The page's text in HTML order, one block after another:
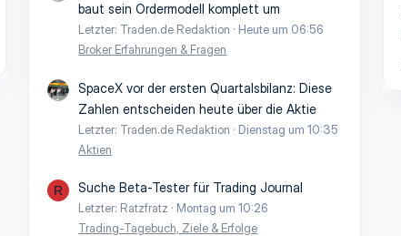
baut sein Ordermodell komplett um
Letzter: Traden.de Redaktion
Heute um 06:56
Broker Erfahrungen & Fragen
SpaceX vor der ersten Quartalsbilanz: Diese
Zahlen entscheiden heute über die Aktie
Letzter: Traden.de Redaktion
Dienstag um 10:35
Aktien
R Suche Beta-Tester für Trading Journal
Letzter: Ratzfratz
Montag um 10:26
Trading-Tagebuch, Ziele & Erfolge